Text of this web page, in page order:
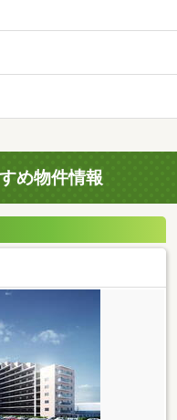
め物件情報